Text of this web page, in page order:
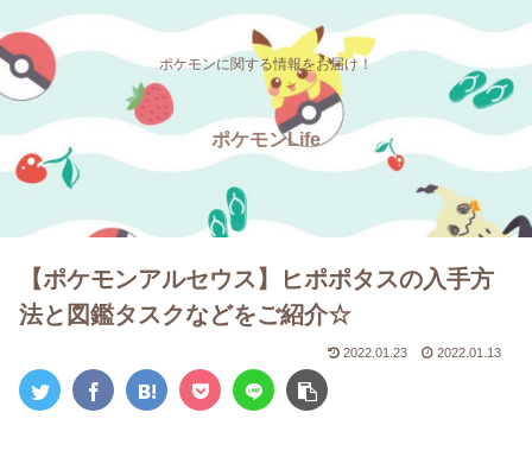
ポケモンに関する情報をお届け！
ポケモンLife
【ポケモンアルセウス】ヒポポタスの入手方
法と図鑑タスクなどをご紹介☆
2022.01.23 2022.01.13